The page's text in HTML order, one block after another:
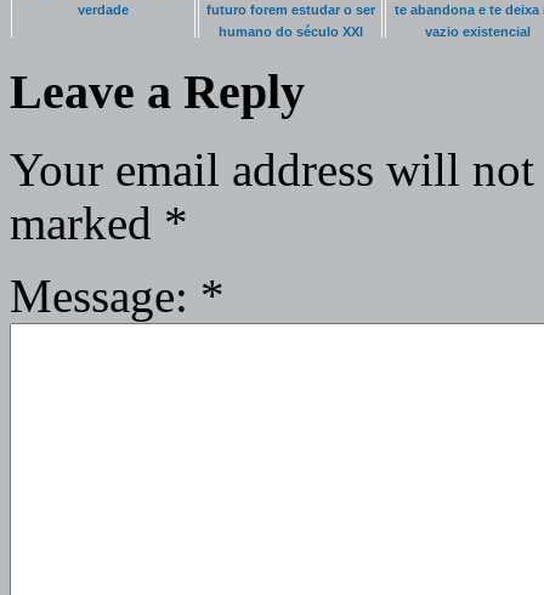
verdade
futuro forem estudar o ser
humano do século XXI
te abandona e te deixa
vazio existencial
Leave a Reply
Your email address will
marked *
Message: *